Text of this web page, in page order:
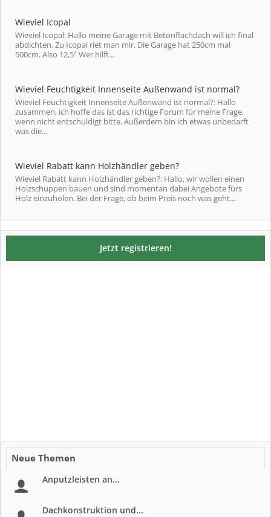
Wieviel Icopal
Wieviel Icopal: Hallo meine Garage mit Betonflachdach will ich final
abdichten. Zu Icopal riet man mir. Die Garage hat 250cm mal
500cm. Also 12,5² Wer hilft...
Wieviel Feuchtigkeit Innenseite Außenwand ist normal?
Wieviel Feuchtigkeit Innenseite Außenwand ist normal?: Hallo
zusammen, ich hoffe das ist das richtige Forum für meine Frage,
wenn nicht entschuldigt bitte. Außerdem bin ich etwas unbedarft
was die...
Wieviel Rabatt kann Holzhändler geben?
Wieviel Rabatt kann Holzhändler geben?: Hallo, wir wollen einen
Holzschuppen bauen und sind momentan dabei Angebote fürs
Holz einzuholen. Bei der Frage, ob beim Preis noch was geht...
Jetzt registrieren!
Neue Themen
Anputzleisten an...
Dachkonstruktion und...